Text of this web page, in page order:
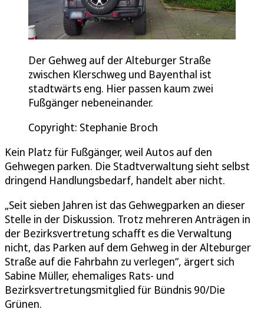
Der Gehweg auf der Alteburger Straße
zwischen Klerschweg und Bayenthal ist
stadtwärts eng. Hier passen kaum zwei
Fußgänger nebeneinander.
Copyright: Stephanie Broch
Kein Platz für Fußgänger, weil Autos auf den
Gehwegen parken. Die Stadtverwaltung sieht selbst
dringend Handlungsbedarf, handelt aber nicht.
„Seit sieben Jahren ist das Gehwegparken an dieser
Stelle in der Diskussion. Trotz mehreren Anträgen in
der Bezirksvertretung schafft es die Verwaltung
nicht, das Parken auf dem Gehweg in der Alteburger
Straße auf die Fahrbahn zu verlegen“, ärgert sich
Sabine Müller, ehemaliges Rats- und
Bezirksvertretungsmitglied für Bündnis 90/Die
Grünen.